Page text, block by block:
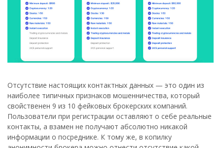
Отсутствие настоящих контактных данных — это один из
наиболее типичных признаков мошенничества, который
свойственен 9 из 10 фейковых брокерских компаний.
Пользователи при регистрации оставляют о себе реальные
контакты, а взамен не получают абсолютно никакой
информации о посреднике. К тому же, в копилку